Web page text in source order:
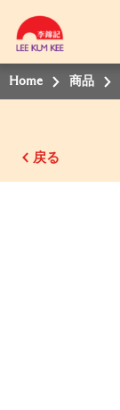
Home 商品
戻る